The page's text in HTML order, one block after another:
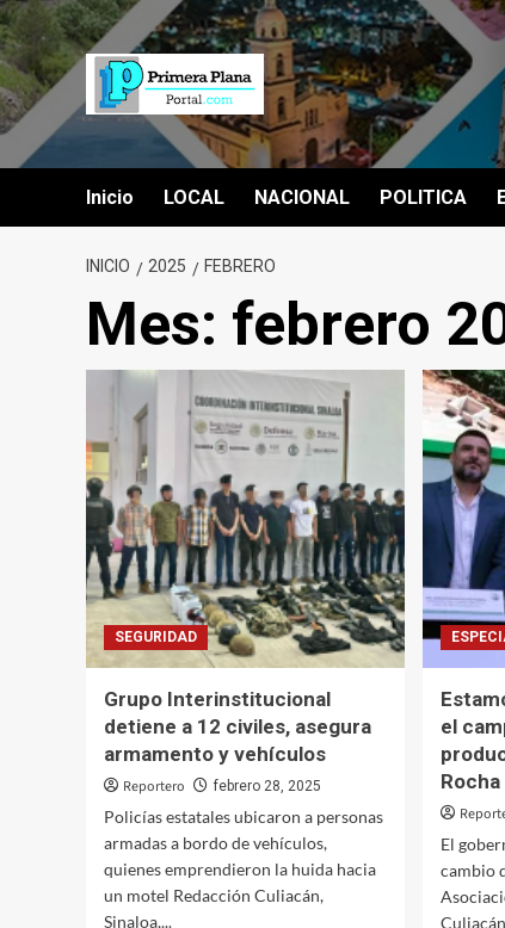
Saltar
al
contenido
Inicio LOCAL NACIONAL POLITICA
INICIO 2025 FEBRERO
Mes: febrero
SEGURIDAD
Grupo Interinstitucional
detiene a 12 civiles, asegura
armamento y vehículos
Reportero febrero 28, 2025
Policías estatales ubicaron a personas
armadas a bordo de vehículos,
quienes emprendieron la huida hacia
un motel Redacción Culiacán,
Sinaloa,...
el
El
cambio